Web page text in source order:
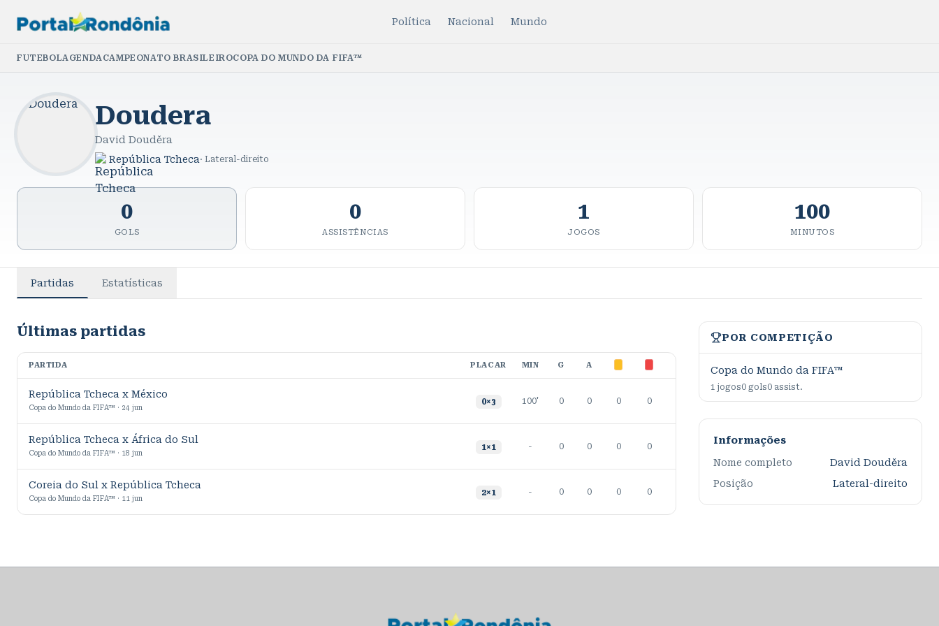
Política Nacional Mundo
FUTEBOLAGENDACAMPEONATO BRASILEIROCOPA DO MUNDO DA FIFA™
Doudera
David Douděra
República Tcheca · Lateral-direito
0
GOLS
0
ASSISTÊNCIAS
1
JOGOS
100
MINUTOS
Partidas Estatísticas
Últimas partidas
PARTIDA PLACAR MIN G A
República Tcheca x México
Copa do Mundo da FIFA™ · 24 jun
0×3 100' 0 0 0 0
República Tcheca x África do Sul
Copa do Mundo da FIFA™ · 18 jun
1×1 - 0 0 0 0
Coreia do Sul x República Tcheca
Copa do Mundo da FIFA™ · 11 jun
2×1 - 0 0 0 0
POR COMPETIÇÃO
Copa do Mundo da FIFA™
1 jogos0 gols0 assist.
Informações
Nome completo
David Douděra
Posição
Lateral-direito